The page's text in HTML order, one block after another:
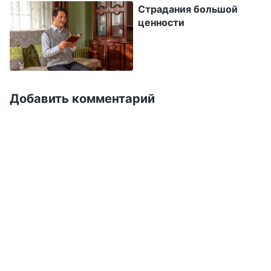
использовал мою физическую слабость.
Чтобы заставить меня подчиниться, он
надеялся воспользоваться моим желанием
защитить свою плоть и жить в комфорте и
меня и заставить меня жить, как трусливый и
Страдания большой
ценности
Добавить комментарий